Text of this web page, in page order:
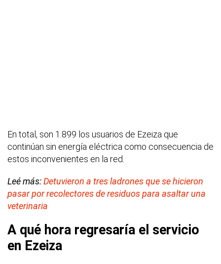
En total, son 1.899 los usuarios de Ezeiza que
continúan sin energía eléctrica como consecuencia de
estos inconvenientes en la red.
Leé más:Detuvieron a tres ladrones que se hicieron
pasar por recolectores de residuos para asaltar una
veterinaria
A qué hora regresaría el servicio
en Ezeiza